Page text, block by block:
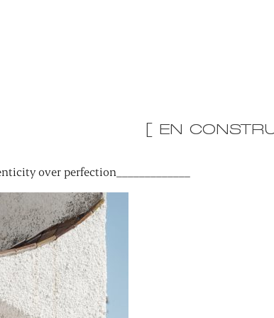
[ EN
over perfection_____________